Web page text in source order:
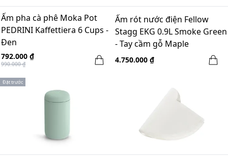
Ấm pha cà phê Moka Pot
PEDRINI Kaffettiera 6 Cups -
Đen
792.000 ₫
990.000 ₫
Ấm rót nước điện Fellow
Stagg EKG 0.9L Smoke Green
- Tay cầm gỗ Maple
4.750.000 ₫
Đặt trước